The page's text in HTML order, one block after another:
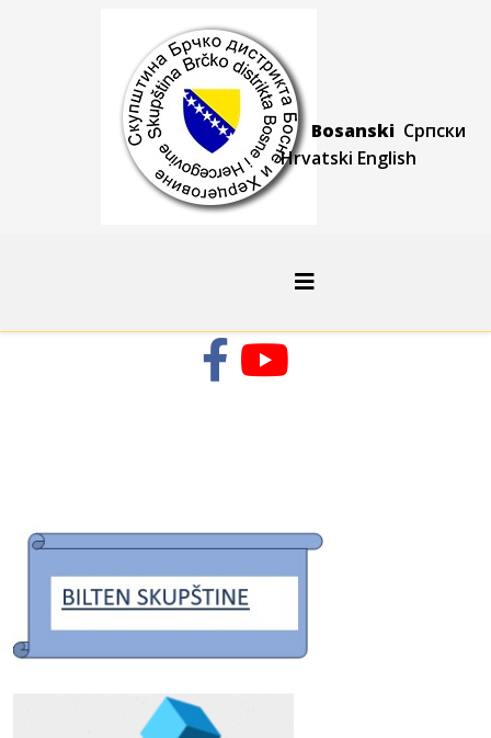
Bosanski Српски
Hrvatski English